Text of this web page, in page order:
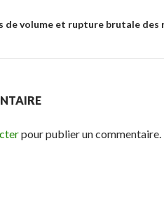
de volume et rupture brutale des
pour publier un commentaire.